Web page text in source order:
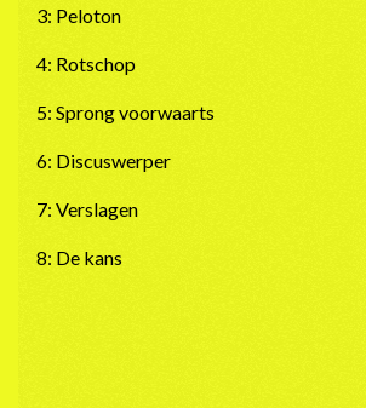
3: Peloton
4: Rotschop
5: Sprong voorwaarts
6: Discuswerper
7: Verslagen
8: De kans